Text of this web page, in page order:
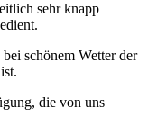
sehr knapp
schönem Wetter der
die von uns